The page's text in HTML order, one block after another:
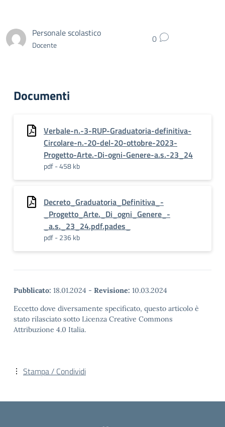
Personale scolastico
Docente 0
Documenti
Verbale-n.-3-RUP-Graduatoria-definitiva-
Circolare-n.-20-del-20-ottobre-2023-
Progetto-Arte.-Di-ogni-Genere-a.s.-23_24
pdf - 458 kb
Decreto_Graduatoria_Definitiva_-
_Progetto_Arte._Di_ogni_Genere_-
_a.s._23_24.pdf.pades_
pdf - 236 kb
Pubblicato: 18.01.2024 - Revisione: 10.03.2024
Eccetto dove diversamente specificato, questo articolo è
stato rilasciato sotto Licenza Creative Commons
Attribuzione 4.0 Italia.
Stampa / Condividi